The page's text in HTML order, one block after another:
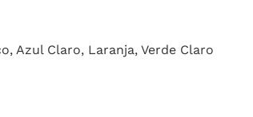
Azul Claro, Laranja, Verde Claro